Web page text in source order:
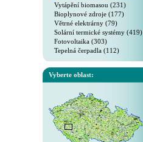
Vytápění biomasou (231)
Bioplynové zdroje (177)
Větrné elektrárny (79)
Solární termické systémy (419)
Fotovoltaika (303)
Tepelná čerpadla (112)
Vyberte oblast: